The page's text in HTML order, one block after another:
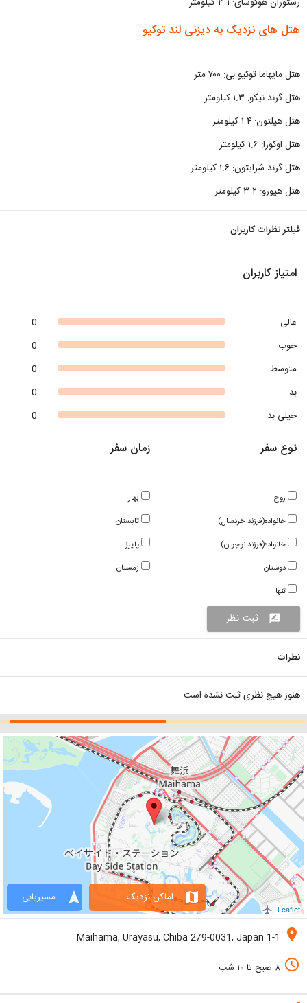
رستوران هوکوسای: ۳.۱ کیلومتر
هتل های نزدیک به دیزنی لند توکیو
هتل مایهاما توکیو بی: ۷۰۰ متر
هتل گرند نیکو: ۱.۳ کیلومتر
هتل هیلتون: ۱.۴ کیلومتر
هتل اوکورا: ۱.۶ کیلومتر
هتل گرند شرایتون: ۱.۶ کیلومتر
هتل هیورو: ۳.۲ کیلومتر
فیلتر نظرات کاربران
امتیاز کاربران
0
عالی
0
خوب
0
متوسط
0
بد
0
خیلی بد
زمان سفر
بهار
تابستان
پاییز
زمستان
نوع سفر
زوج
خانواده(فرزند خردسال)
خانواده(فرزند نوجوان)
دوستان
تنها
rate_review ثبت نظر
نظرات
هنوز هیچ نظری ثبت نشده است
Leaflet
navigation مسیریابی map اماکن نزدیک
location_on
1-1 Maihama, Urayasu, Chiba 279-0031, Japan
access_time ۸ صبح تا ۱۰ شب